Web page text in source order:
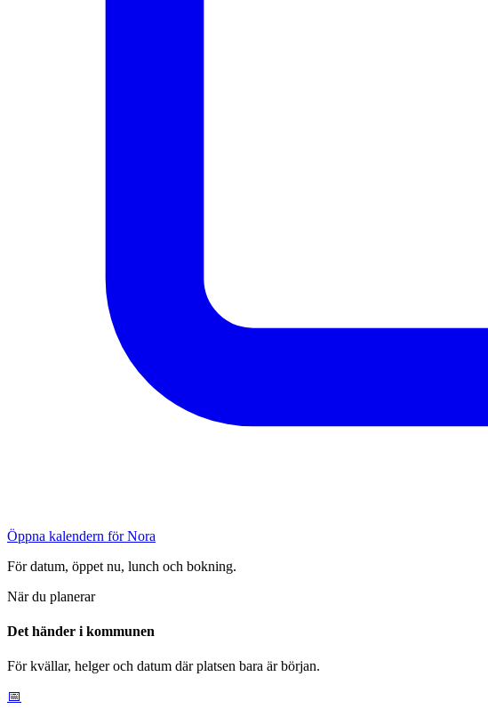
Öppna kalendern för Nora
För datum, öppet nu, lunch och bokning.
När du planerar
Det händer i kommunen
För kvällar, helger och datum där platsen bara är början.
📅